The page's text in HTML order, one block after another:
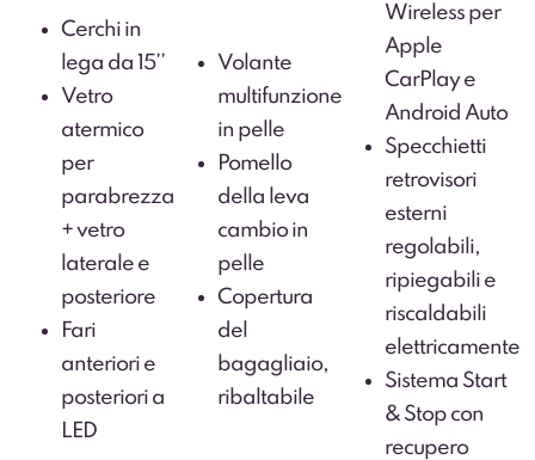
Cerchi in
lega da 15’’
Vetro
atermico
per
parabrezza
+ vetro
laterale e
posteriore
Fari
anteriori e
posteriori a
LED
Volante
multifunzione
in pelle
Pomello
della leva
cambio in
pelle
Copertura
del
bagagliaio,
ribaltabile
Wireless per
Apple
CarPlay e
Android Auto
Specchietti
retrovisori
esterni
regolabili,
ripiegabili e
riscaldabili
elettricamente
Sistema Start
& Stop con
recupero